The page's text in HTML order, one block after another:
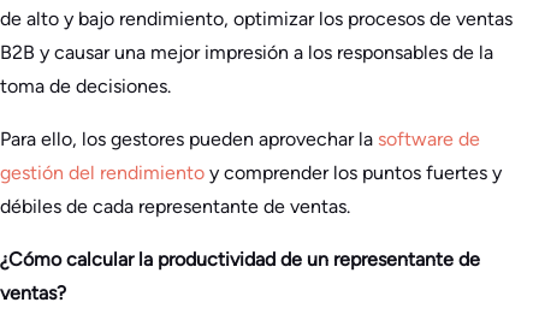
de alto y bajo rendimiento, optimizar los procesos de ventas
B2B y causar una mejor impresión a los responsables de la
toma de decisiones.
Para ello, los gestores pueden aprovechar la software de
gestión del rendimiento y comprender los puntos fuertes y
débiles de cada representante de ventas.
¿Cómo calcular la productividad de un representante de
ventas?